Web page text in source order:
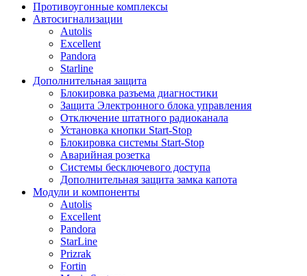
Противоугонные комплексы
Автосигнализации
Autolis
Excellent
Pandora
Starline
Дополнительная защита
Блокировка разъема диагностики
Защита Электронного блока управления
Отключение штатного радиоканала
Установка кнопки Start-Stop
Блокировка системы Start-Stop
Аварийная розетка
Системы бесключевого доступа
Дополнительная защита замка капота
Модули и компоненты
Autolis
Excellent
Pandora
StarLine
Prizrak
Fortin